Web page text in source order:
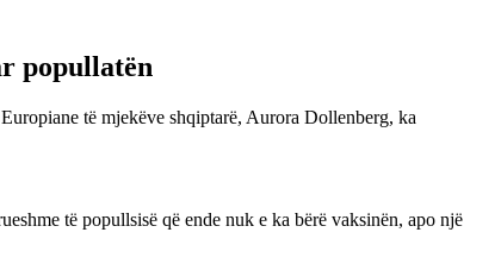
popullatën
të mjekëve shqiptarë, Aurora Dollenberg, ka
të popullsisë që ende nuk e ka bërë vaksinën, apo një